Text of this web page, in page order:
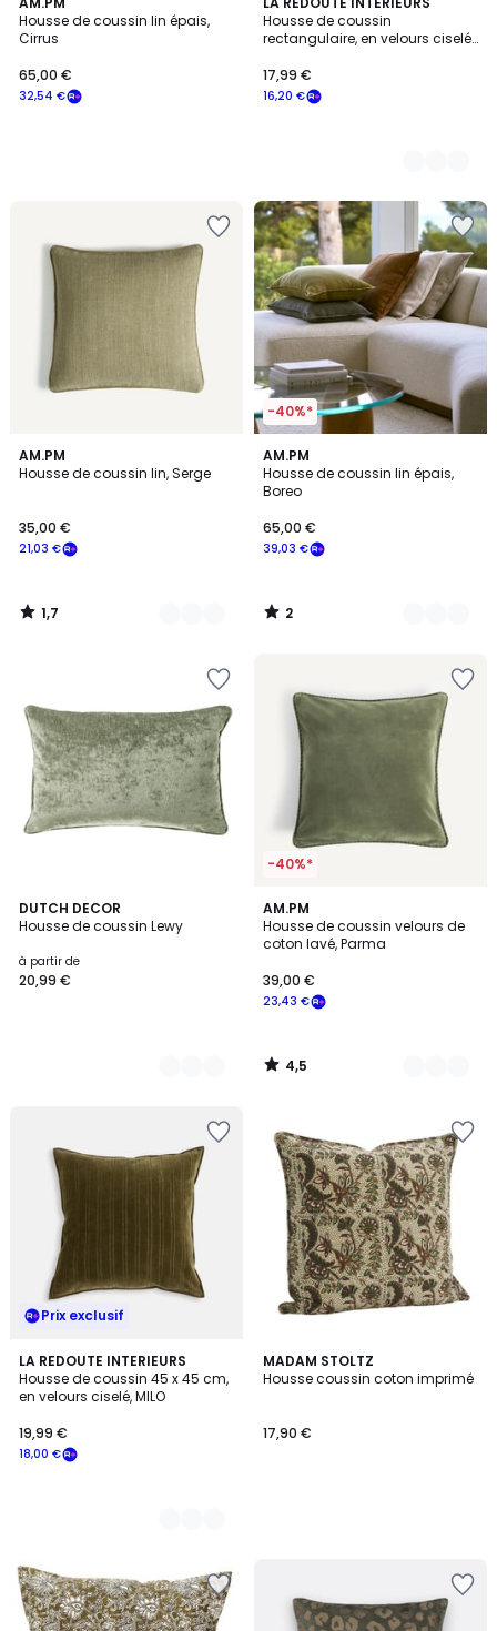
Housse de coussin lin épais,
Cirrus
32,54 €
65,00 €
Housse de coussin
rectangulaire, en velours ciselé,
16,20 €
17,99 €
3
Couleurs
AM.PM
Housse de coussin lin, Serge
21,03 €
35,00 €
1,7
/
4
Couleurs
1,7
/
-40%*
AM.PM
Housse de coussin lin épais,
Boreo
39,03 €
65,00 €
2
/
5
7
Couleurs
2
/
DUTCH DECOR
Housse de coussin Lewy
à partir de
20,99 €
18
Couleurs
-40%*
AM.PM
Housse de coussin velours de
coton lavé, Parma
23,43 €
39,00 €
4,5
/ 5
4
Couleurs
4,5
/
Prix exclusif
LA REDOUTE INTERIEURS
Housse de coussin 45 x 45 cm,
en velours ciselé, MILO
18,00 €
19,99 €
3
Couleurs
MADAM STOLTZ
Housse coussin coton imprimé
17,90 €